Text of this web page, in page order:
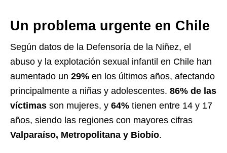
Un problema urgente en Chile
Según datos de la Defensoría de la Niñez, el
abuso y la explotación sexual infantil en Chile han
aumentado un 29% en los últimos años, afectando
principalmente a niñas y adolescentes. 86% de las
víctimas son mujeres, y 64% tienen entre 14 y 17
años, siendo las regiones con mayores cifras
Valparaíso, Metropolitana y Biobío.